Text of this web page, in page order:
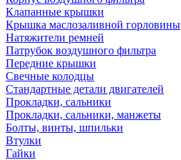
Клапанные крышки
Крышка маслозаливной горловины
Натяжители ремней
Патрубок воздушного фильтра
Передние крышки
Свечные колодцы
Стандартные детали двигателей
Прокладки, сальники
Прокладки, сальники, манжеты
Болты, винты, шпильки
Втулки
Гайки